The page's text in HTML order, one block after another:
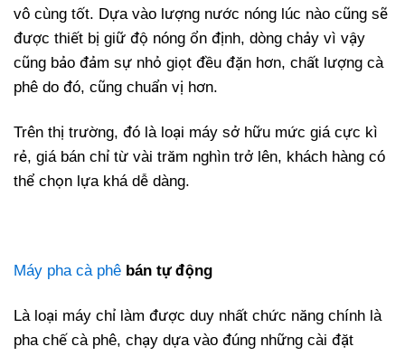
vô cùng tốt. Dựa vào lượng nước nóng lúc nào cũng sẽ
được thiết bị giữ độ nóng ổn định, dòng chảy vì vậy
cũng bảo đảm sự nhỏ giọt đều đặn hơn, chất lượng cà
phê do đó, cũng chuẩn vị hơn.
Trên thị trường, đó là loại máy sở hữu mức giá cực kì
rẻ, giá bán chỉ từ vài trăm nghìn trở lên, khách hàng có
thể chọn lựa khá dễ dàng.
Máy pha cà phê bán tự động
Là loại máy chỉ làm được duy nhất chức năng chính là
pha chế cà phê, chạy dựa vào đúng những cài đặt